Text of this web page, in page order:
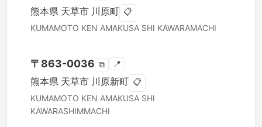
熊本県 天草市 川原町 📋
KUMAMOTO KEN AMAKUSA SHI KAWARAMACHI
〒 863-0036 ⧉ 📍
熊本県 天草市 川原新町 📋
KUMAMOTO KEN AMAKUSA SHI
KAWARASHIMMACHI